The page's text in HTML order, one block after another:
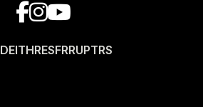
DEITHRESFRRUPTRS